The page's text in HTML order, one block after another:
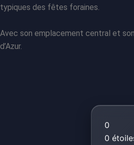
typiques des fêtes foraines.
Avec son emplacement central et
d’Azur.
0
0